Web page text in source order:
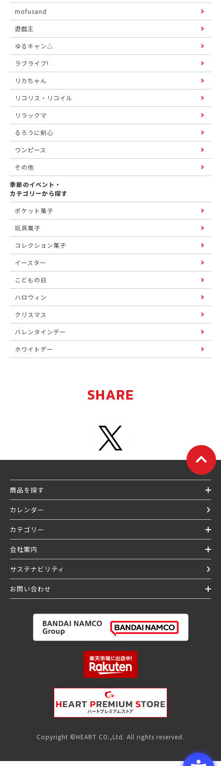
mofusand
遊戯王
ゆるキャン△
ラブライブ!
リカちゃん
リコリス・リコイル
リラックマ
るろうに剣心
ワンピース
その他
季節のイベント・
カテゴリーから探す
ポケット菓子
玩具菓子
コレクション菓子
イースター
こどもの日
ハロウィン
クリスマス
バレンタインデー
ホワイトデー
SHARE
商品を探す
カレンダー
カテゴリー
会社案内
サステナビリティ
お問い合わせ
Copyright ©HEART CO.,Ltd. All rights reserved.